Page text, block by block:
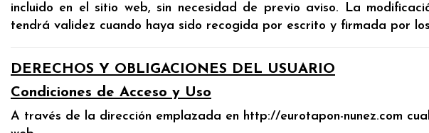
incluido en el sitio web, sin necesidad de previo aviso. La
tendrá validez cuando haya sido recogida por escrito y firmada por
DERECHOS Y OBLIGACIONES DEL USUARIO
Condiciones de Acceso y Uso
A través de la dirección emplazada en http://eurotapon-nunez.com